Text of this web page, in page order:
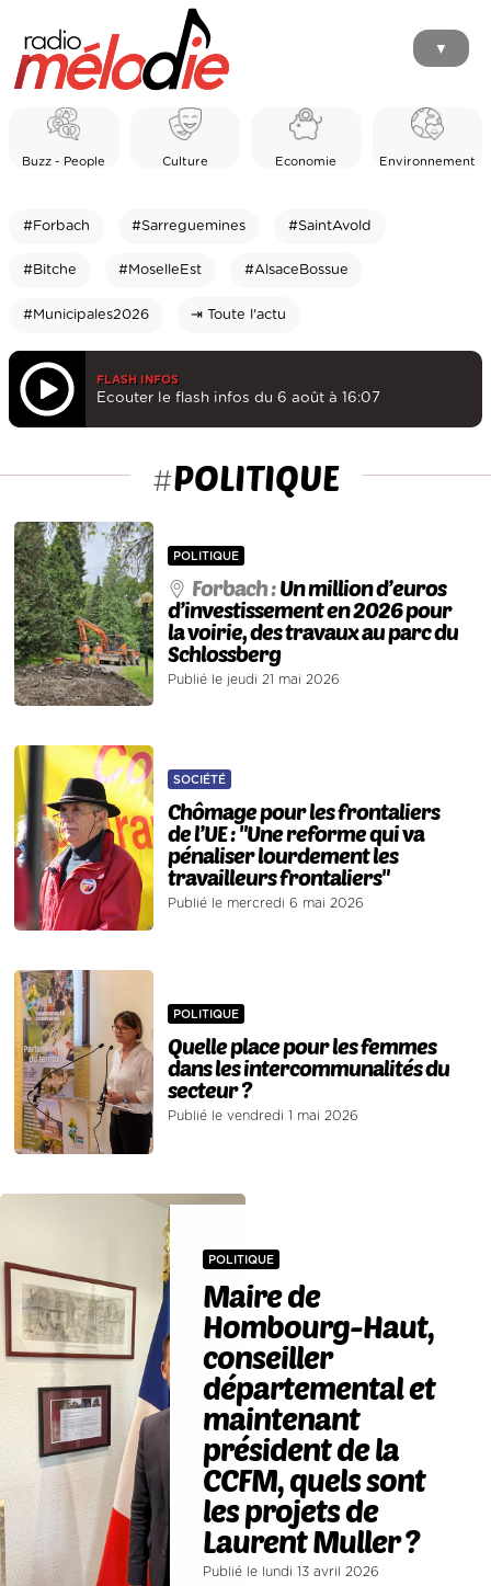
▼
Buzz - People Culture Economie Environnement
#Forbach #Sarreguemines #SaintAvold
#Bitche #MoselleEst #AlsaceBossue
#Municipales2026 ⇥ Toute l'actu
FLASH INFOS
Ecouter le flash infos du 6 août à 16:07
#POLITIQUE
POLITIQUE
Forbach :Un million d’euros
d’investissement en 2026 pour
la voirie, des travaux au parc du
Schlossberg
Publié le jeudi 21 mai 2026
SOCIÉTÉ
Chômage pour les frontaliers
de l’UE : "Une reforme qui va
pénaliser lourdement les
travailleurs frontaliers"
Publié le mercredi 6 mai 2026
POLITIQUE
Quelle place pour les femmes
dans les intercommunalités du
secteur ?
Publié le vendredi 1 mai 2026
POLITIQUE
Maire de
Hombourg-Haut,
conseiller
départemental et
maintenant
président de la
CCFM, quels sont
les projets de
Laurent Muller ?
Publié le lundi 13 avril 2026